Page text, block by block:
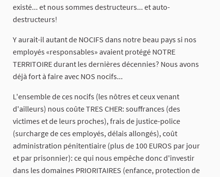
existé... et nous sommes destructeurs... et auto-
destructeurs!
Y aurait-il autant de NOCIFS dans notre beau pays si nos
employés «responsables» avaient protégé NOTRE
TERRITOIRE durant les dernières décennies? Nous avons
déjà fort à faire avec NOS nocifs...
L'ensemble de ces nocifs (les nôtres et ceux venant
d'ailleurs) nous coûte TRES CHER: souffrances (des
victimes et de leurs proches), frais de justice-police
(surcharge de ces employés, délais allongés), coût
administration pénitentiaire (plus de 100 EUROS par jour
et par prisonnier): ce qui nous empêche donc d'investir
dans les domaines PRIORITAIRES (enfance, protection de